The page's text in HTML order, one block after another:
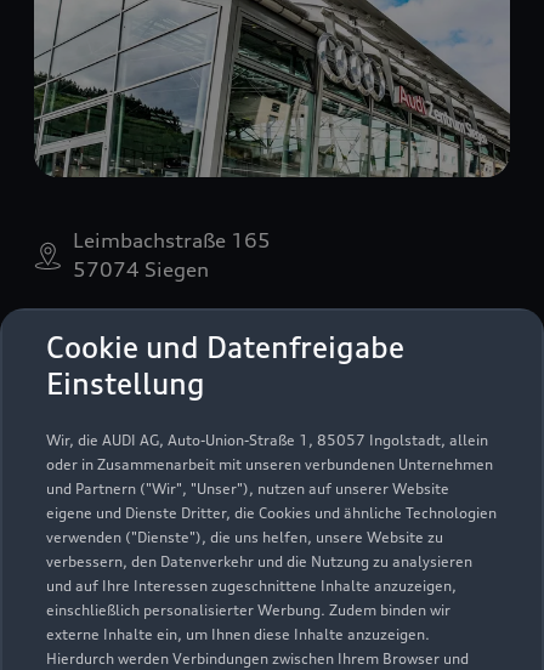
Cookie und Datenfreigabe
Einstellung
Wir, die AUDI AG, Auto-Union-Straße 1, 85057 Ingolstadt, allein
oder in Zusammenarbeit mit unseren verbundenen Unternehmen
und Partnern ("Wir", "Unser"), nutzen auf unserer Website
eigene und Dienste Dritter, die Cookies und ähnliche Technologien
verwenden ("Dienste"), die uns helfen, unsere Website zu
verbessern, den Datenverkehr und die Nutzung zu analysieren
und auf Ihre Interessen zugeschnittene Inhalte anzuzeigen,
einschließlich personalisierter Werbung. Zudem binden wir
externe Inhalte ein, um Ihnen diese Inhalte anzuzeigen.
Hierdurch werden Verbindungen zwischen Ihrem Browser und
Leimbachstraße 165
57074 Siegen
0271 234460
info@audi-zentrum-siegen.de
Kontaktdaten herunterladen
Öffnungszeiten
Verkauf